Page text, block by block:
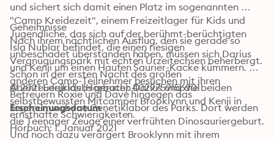
und sichert sich damit einen Platz im sogenannten
"Camp Kreidezeit", einem Freizeitlager für Kids und
Jugendliche, das sich auf der berühmt-berüchtigten
Isla Nublar befindet, die einen riesigen
Vergnügungspark mit echten Urzeitechsen beherbergt.
Schon in der ersten Nacht des großen
Abenteuerurlaubs geraten Darius und die beiden
selbstbewussten Mitcamper Brooklynn und Kenji in
ernsthafte Schwierigkeiten.
Geheimnisse
Nach ihrem nächtlichen Ausflug, den sie gerade so
unbeschadet überstanden haben, müssen sich Darius
und Kenji um einen Haufen Saurier-Kacke kümmern. Die
anderen Camp-Teilnehmer besuchen mit ihren
Betreuern Roxie und Dave hingegen das
sagenumwobene Genetiklabor des Parks. Dort werden
die Teenager Zeuge einer verfrühten Dinosauriergeburt.
Und noch dazu verärgert Brooklynn mit ihrem
© 2021 Edelkids (Hörbuch): 4029759156901
Erscheinungsdatum
Hörbuch: 1. Januar 2021